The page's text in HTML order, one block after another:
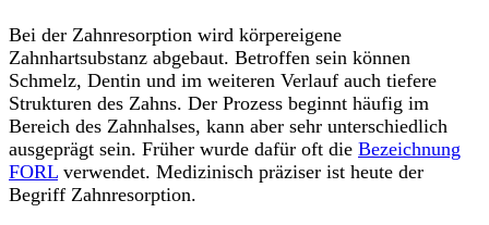
Bei der Zahnresorption wird körpereigene
Zahnhartsubstanz abgebaut. Betroffen sein können
Schmelz, Dentin und im weiteren Verlauf auch tiefere
Strukturen des Zahns. Der Prozess beginnt häufig im
Bereich des Zahnhalses, kann aber sehr unterschiedlich
ausgeprägt sein. Früher wurde dafür oft die Bezeichnung
FORL verwendet. Medizinisch präziser ist heute der
Begriff Zahnresorption.